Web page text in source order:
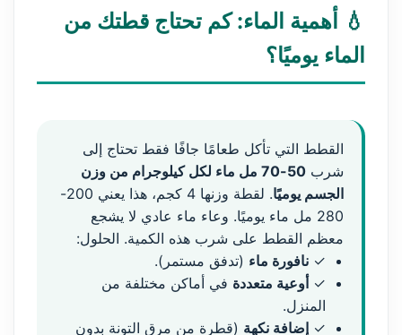
💧 أهمية الماء: كم تحتاج قطتك من
الماء يوميًا؟
القطط التي تأكل طعامًا جافًا فقط تحتاج إلى
شرب
50-70 مل ماء لكل كيلوجرام من وزن
الجسم يوميًا
. لقطة وزنها 4 كجم، هذا يعني 200-
280 مل ماء يوميًا. وعاء ماء عادي لا يشجع
معظم القطط على شرب هذه الكمية. الحلول:
✓ نافورة ماء (تدفق مستمر).
✓ أوعية متعددة في أماكن مختلفة من
المنزل.
✓ إضافة نكهة (قطرة من مرق التونة بدون